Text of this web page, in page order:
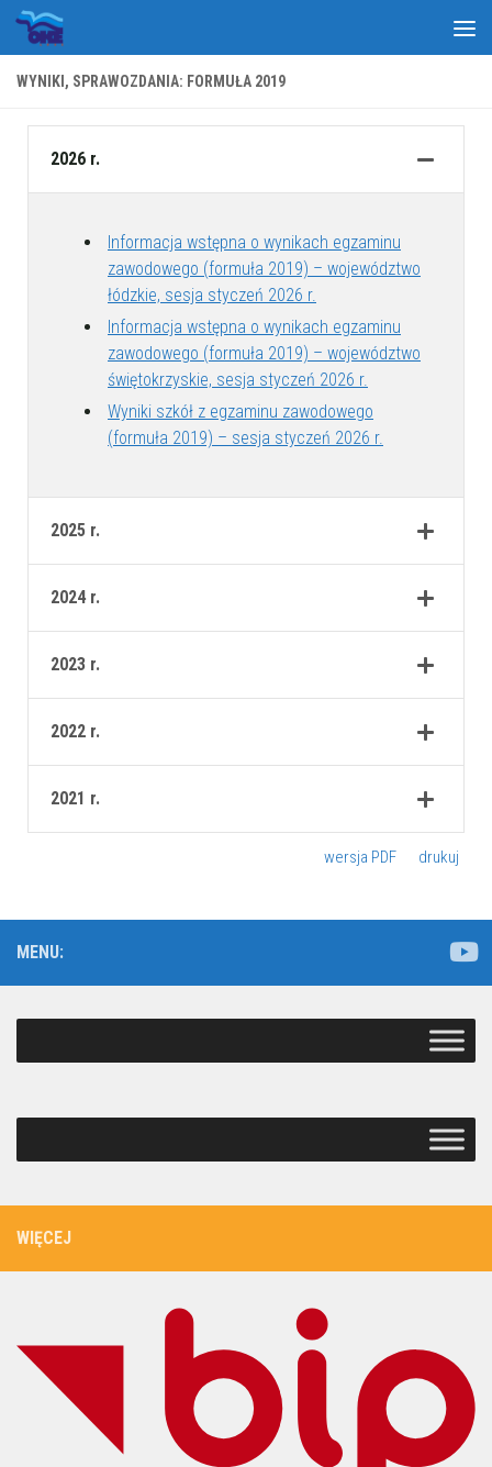
Skip to content
WYNIKI, SPRAWOZDANIA: FORMUŁA 2019
2026 r.
Informacja wstępna o wynikach egzaminu
zawodowego (formuła 2019) – województwo
łódzkie, sesja styczeń 2026 r.
Informacja wstępna o wynikach egzaminu
zawodowego (formuła 2019) – województwo
świętokrzyskie, sesja styczeń 2026 r.
Wyniki szkół z egzaminu zawodowego
(formuła 2019) – sesja styczeń 2026 r.
2025 r.
2024 r.
2023 r.
2022 r.
2021 r.
wersja PDF drukuj
MENU:
WIĘCEJ